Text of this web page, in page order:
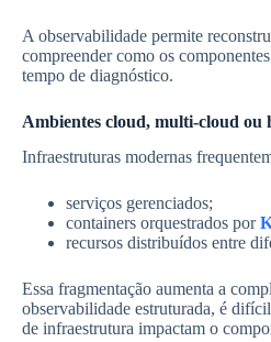
A observabilidade permite
compreender como os
tempo de diagnóstico.
Ambientes cloud, multi-cloud ou
Infraestruturas modernas
serviços gerenciados;
containers orquestrados por
recursos distribuídos entre
Essa fragmentação aumenta a
observabilidade estruturada, é
de infraestrutura impactam o